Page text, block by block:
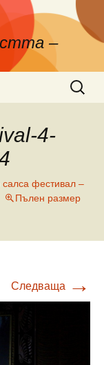
–
за:
4-
фестивал –
Пълен размер
Следваща →